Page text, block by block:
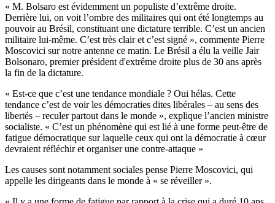
« M. Bolsaro est évidemment un populiste d’extrême droite.
Derrière lui, on voit l’ombre des militaires qui ont été longtemps au
pouvoir au Brésil, constituant une dictature terrible. C’est un ancien
militaire lui-même. C’est très clair et c’est signé », commente Pierre
Moscovici sur notre antenne ce matin. Le Brésil a élu la veille Jair
Bolsonaro, premier président d'extrême droite plus de 30 ans après
la fin de la dictature.
« Est-ce que c’est une tendance mondiale ? Oui hélas. Cette
tendance c’est de voir les démocraties dites libérales – au sens des
libertés – reculer partout dans le monde », explique l’ancien ministre
socialiste. « C’est un phénomène qui est lié à une forme peut-être de
fatigue démocratique sur laquelle ceux qui ont la démocratie à cœur
devraient réfléchir et organiser une contre-attaque »
Les causes sont notamment sociales pense Pierre Moscovici, qui
appelle les dirigeants dans le monde à « se réveiller ».